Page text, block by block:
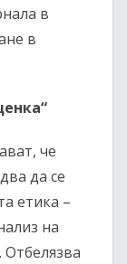
в
в
че
да се
етика –
на
Отбелязва